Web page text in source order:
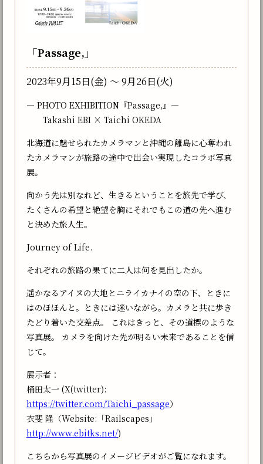
「Passage,」
2023年9月15日(金) 〜 9月26日(火)
― PHOTO EXHIBITION『Passage,』―
Takashi EBI × Taichi OKEDA
北海道に魅せられたカメラマンと沖縄の離島に心奪われ
たカメラマンが旅路の途中で出会い実現したコラボ写真
展。
向かう先は別なれど、生きるということを旅先で学び、
たくさんの希望と絶望を胸にそれでもこの道の先へ進む
と決めた旅人生。
Journey of Life.
それぞれの旅路の果てに二人は何を見出したか。
遥かなるアイヌの大地とニライカナイの空の下、ときに
はのほほんと。ときには迷いながら。カメラと共に歩き
たどり着いた交差点。 これはきっと、その道標のような
写真展。 カメラを向けた先が明るい未来であることを信
じて。
展示者：
桶田太一 (X(twitter):
https://twitter.com/Taichi_passage）
衣斐 隆（Website:「Railscapes」
http://www.ebitks.net/)
こちらから写真展のイメージビデオがご覧になれます。